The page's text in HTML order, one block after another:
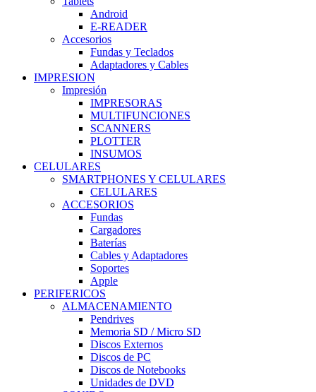
Android
E-READER
Accesorios
Fundas y Teclados
Adaptadores y Cables
IMPRESION
Impresión
IMPRESORAS
MULTIFUNCIONES
SCANNERS
PLOTTER
INSUMOS
CELULARES
SMARTPHONES Y CELULARES
CELULARES
ACCESORIOS
Fundas
Cargadores
Baterías
Cables y Adaptadores
Soportes
Apple
PERIFERICOS
ALMACENAMIENTO
Pendrives
Memoria SD / Micro SD
Discos Externos
Discos de PC
Discos de Notebooks
Unidades de DVD